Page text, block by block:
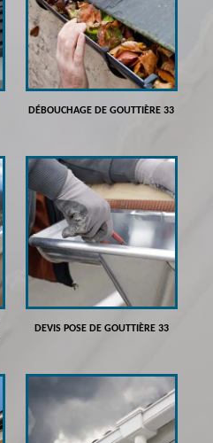
DÉBOUCHAGE DE GOUTTIÈRE 33
DEVIS POSE DE GOUTTIÈRE 33